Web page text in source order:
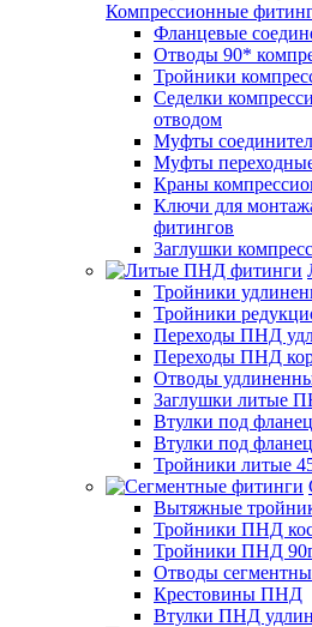
Компрессионные
Фланцевые
Отводы 90*
Тройники
Седелки
отводом
Муфты
Муфты
Краны
Ключи для
фитингов
Заглушки
Тройники
Тройники
Переходы ПНД
Переходы ПНД
Отводы
Заглушки литые
Втулки под
Втулки под
Тройники литые
Вытяжные
Тройники ПНД
Тройники ПНД
Отводы
Крестовины ПНД
Втулки ПНД